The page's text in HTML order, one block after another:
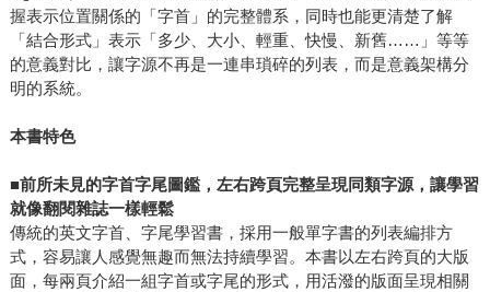
握表示位置關係的「字首」的完整體系，同時也能更清楚了解
「結合形式」表示「多少、大小、輕重、快慢、新舊……」等等
的意義對比，讓字源不再是一連串瑣碎的列表，而是意義架構分
明的系統。
本書特色
■前所未見的字首字尾圖鑑，左右跨頁完整呈現同類字源，讓學習
就像翻閱雜誌一樣輕鬆
傳統的英文字首、字尾學習書，採用一般單字書的列表編排方
式，容易讓人感覺無趣而無法持續學習。本書以左右跨頁的大版
面，每兩頁介紹一組字首或字尾的形式，用活潑的版面呈現相關